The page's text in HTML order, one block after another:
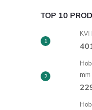
TOP 10